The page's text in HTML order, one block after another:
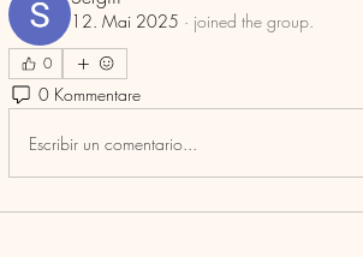
12. Mai 2025 · joined the group.
0
0 Kommentare
Escribir un comentario...